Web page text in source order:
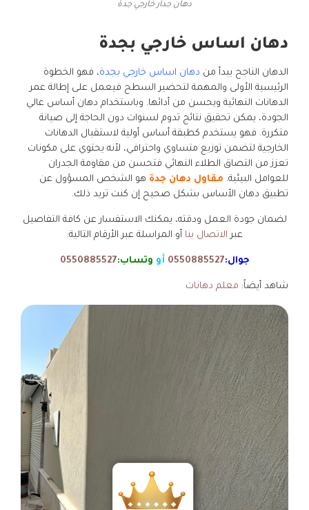
دهان جدار خارجي جدة
دهان اساس خارجي بجدة
الدهان الناجح يبدأ من دهان اساس خارجي بجدة، فهو الخطوة
الرئيسية الأولى والمهمة لتحضير السطح فيعمل على إطالة عمر
الدهانات النهائية ويحسن من أدائها. وباستخدام دهان أساس عالي
الجودة، يمكن تحقيق نتائج تدوم لسنوات دون الحاجة إلى صيانة
متكررة. فهو يستخدم كطبقة أساس أولية لاستقبال الدهانات
الخارجية لتضمن توزيع متساوي واحترافي، لأنه يحتوي على مكونات
تعزز من التصاق الطلاء النهائي فتحسن من مقاومة الجدران
للعوامل البيئية. مقاول دهان جدة هو الشخص المسؤول عن
تطبيق دهان الأساس بشكل صحيح إن كنت تريد ذلك.
لضمان جودة العمل ودقته، يمكنك الاستفسار عن كافة التفاصيل
عبر الاتصال بنا أو المراسلة عبر الأرقام التالية:
جوال:0550885527 أو وتساب:0550885527
شاهد أيضاً: معلم دهانات